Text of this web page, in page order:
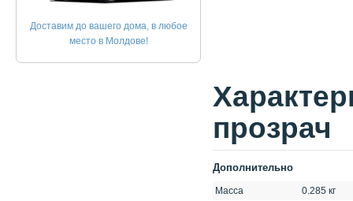
Доставим до вашего дома, в любое
место в Молдове!
прозрач
Дополнительно
Масса 0.285 кг